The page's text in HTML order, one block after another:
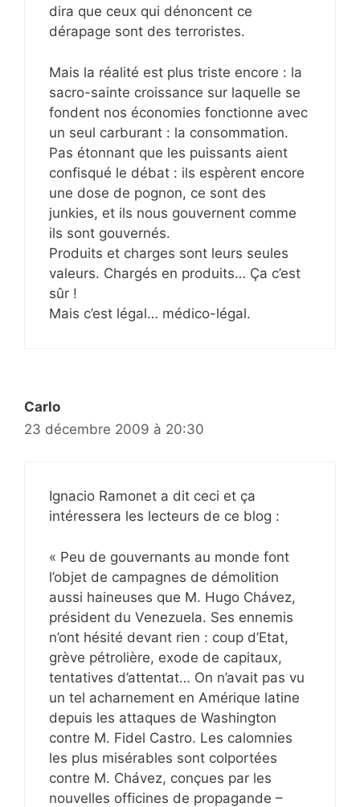
dira que ceux qui dénoncent ce
dérapage sont des terroristes.
Mais la réalité est plus triste encore : la
sacro-sainte croissance sur laquelle se
fondent nos économies fonctionne avec
un seul carburant : la consommation.
Pas étonnant que les puissants aient
confisqué le débat : ils espèrent encore
une dose de pognon, ce sont des
junkies, et ils nous gouvernent comme
ils sont gouvernés.
Produits et charges sont leurs seules
valeurs. Chargés en produits… Ça c’est
sûr !
Mais c’est légal… médico-légal.
Carlo
23 décembre 2009 à 20:30
Ignacio Ramonet a dit ceci et ça
intéressera les lecteurs de ce blog :
« Peu de gouvernants au monde font
l’objet de campagnes de démolition
aussi haineuses que M. Hugo Chávez,
président du Venezuela. Ses ennemis
n’ont hésité devant rien : coup d’Etat,
grève pétrolière, exode de capitaux,
tentatives d’attentat… On n’avait pas vu
un tel acharnement en Amérique latine
depuis les attaques de Washington
contre M. Fidel Castro. Les calomnies
les plus misérables sont colportées
contre M. Chávez, conçues par les
nouvelles officines de propagande –